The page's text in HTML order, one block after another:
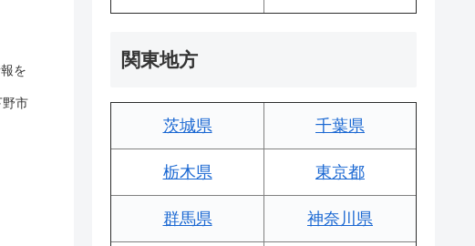
を
市
関東地方
茨城県 千葉県
栃木県 東京都
群馬県 神奈川県